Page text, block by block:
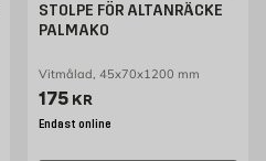
STOLPE FÖR ALTANRÄCKE
PALMAKO
Vitmålad, 45x70x1200 mm
Pris 175 kr
175 KR
Endast online